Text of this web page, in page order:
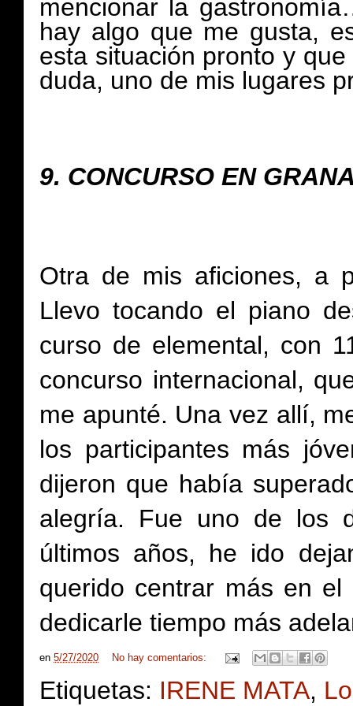
mencionar la
hay algo que me gusta,
esta situación pronto y
duda, uno de mis lugares
9. CONCURSO EN
Otra de mis aficiones, a
Llevo tocando el piano
curso de elemental, con
concurso internacional,
me apunté. Una vez allí,
los participantes más
dijeron que había
alegría. Fue uno de los
últimos años, he ido
querido centrar más en
dedicarle tiempo más
en 5/27/2020 No hay comentarios:
Etiquetas: IRENE MATA,